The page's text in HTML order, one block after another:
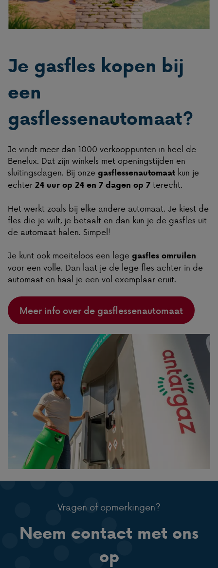
Je gasfles kopen bij
een
gasflessenautomaat?
Je vindt meer dan 1000 verkooppunten in heel de
Benelux. Dat zijn winkels met openingstijden en
sluitingsdagen. Bij onze gasflessenautomaat kun je
echter 24 uur op 24 en 7 dagen op 7 terecht.
Het werkt zoals bij elke andere automaat. Je kiest de
fles die je wilt, je betaalt en dan kun je de gasfles uit
de automaat halen. Simpel!
Je kunt ook moeiteloos een lege gasfles omruilen
voor een volle. Dan laat je de lege fles achter in de
automaat en haal je een vol exemplaar eruit.
Meer info over de gasflessenautomaat
Vragen of opmerkingen?
Neem contact met ons
op